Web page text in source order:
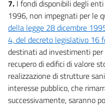
7. I fondi disponibili degli
1996, non impegnati per le
della legge 28 dicembre
4, del decreto legislativo 16
destinati ad investimenti per
recupero di edifici di valore
realizzazione di strutture
interesse pubblico, che
successivamente, saranno